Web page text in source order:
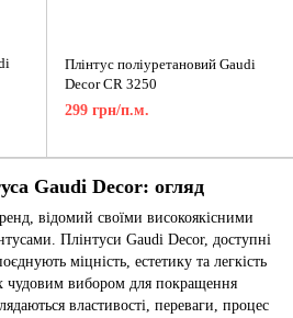
Плінтус поліуретановий Gaudi
Decor CR 3250
299 грн/п.м.
Gaudi Decor: огляд
відомий своїми високоякісними
Плінтуси Gaudi Decor, доступні
міцність, естетику та легкість
чудовим вибором для покращення
властивості, переваги, процес